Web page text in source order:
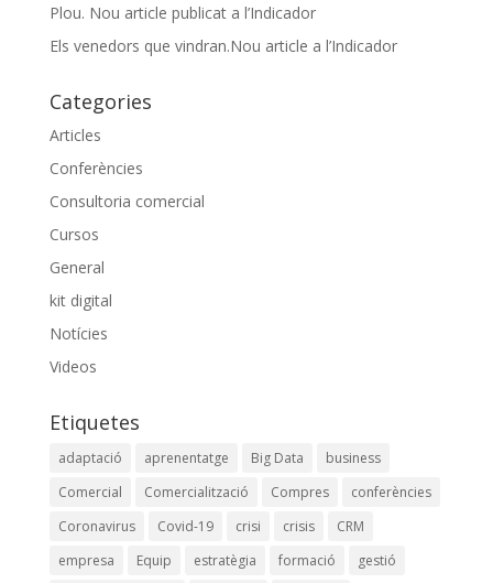
Plou. Nou article publicat a l’Indicador
Els venedors que vindran.Nou article a l’Indicador
Categories
Articles
Conferències
Consultoria comercial
Cursos
General
kit digital
Notícies
Videos
Etiquetes
adaptació aprenentatge Big Data
business
Comercial
Comercialització Compres
conferències
Coronavirus
Covid-19 crisi crisis
CRM
empresa
Equip estratègia formació gestió